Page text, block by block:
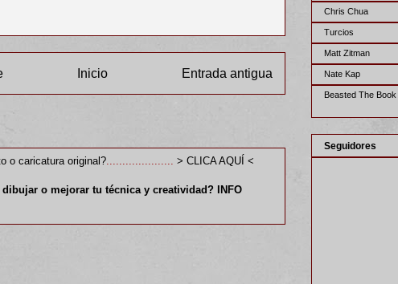
Entrada antigua
Inicio
o caricatura original?..................... > CLICA AQUÍ <
o mejorar tu técnica y creatividad? INFO
Chris Chua
Turcios
Matt Zitman
Nate Kap
Beasted The Book
Seguidores